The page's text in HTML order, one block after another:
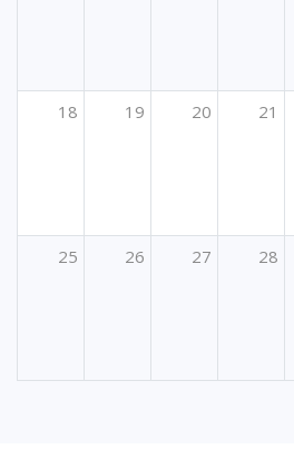
18 19 20 21
25 26 27 28